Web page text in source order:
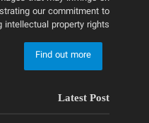
our commitment to
property rights.
Find out more
Latest Post